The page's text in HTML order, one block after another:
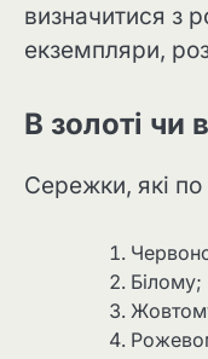
визначитися з
екземпляри,
В золоті чи
Сережки, які
Білому;